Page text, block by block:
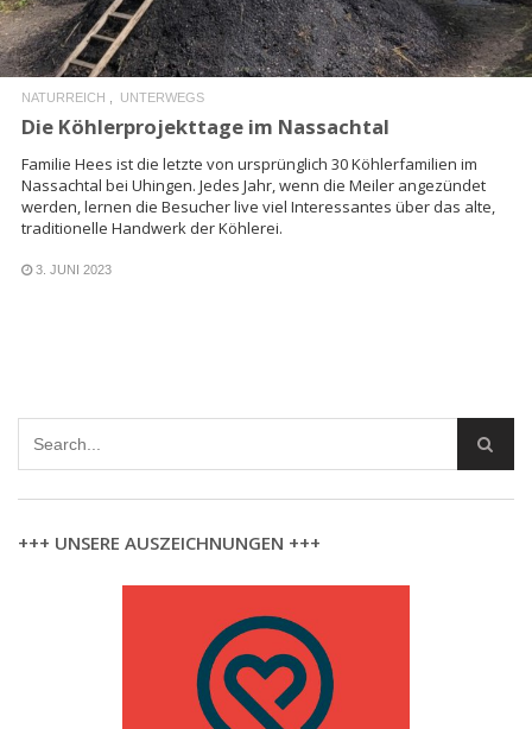
NATURREICH UNTERWEGS
Die Köhlerprojekttage im Nassachtal
Familie Hees ist die letzte von ursprünglich 30 Köhlerfamilien im
Nassachtal bei Uhingen. Jedes Jahr, wenn die Meiler angezündet
werden, lernen die Besucher live viel Interessantes über das alte,
traditionelle Handwerk der Köhlerei.
3. JUNI 2023
+++ UNSERE AUSZEICHNUNGEN +++